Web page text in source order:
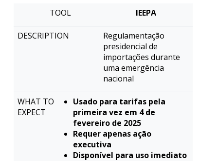
Ferramenta Descrição IEEPA
Regulamentação
presidencial de
importações durante
uma emergência
nacional
Usado para tarifas pela
primeira vez em 4 de
fevereiro de 2025
Requer apenas ação
executiva
Disponível para uso imediato